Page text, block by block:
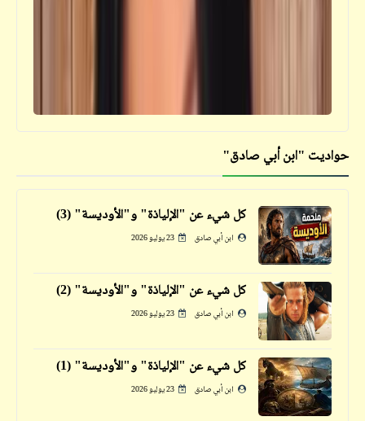
قصص_قصص عالمية
ست نساء وستة رجال | يوسف السباعي | رجل
قاتل (3)
المعذبون في الأرض (6) | رفيق | طه حسين
قصص_قصص عالمية
حواديت "ابن أبي صادق"
كل شيء عن "الإلياذة" و"الأوديسة" (3)
ابن أبي صادق 23 يوليو 2026
كل شيء عن "الإلياذة" و"الأوديسة" (2)
ابن أبي صادق 23 يوليو 2026
كل شيء عن "الإلياذة" و"الأوديسة" (1)
ابن أبي صادق 23 يوليو 2026